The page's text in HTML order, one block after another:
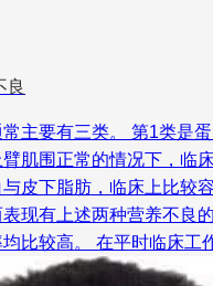
良
主要有三类。 第1类是
肌围正常的情况下，
皮下脂肪，临床上比较
现有上述两种营养不良
比较高。 在平时临床工